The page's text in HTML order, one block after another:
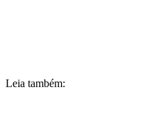
Leia também: